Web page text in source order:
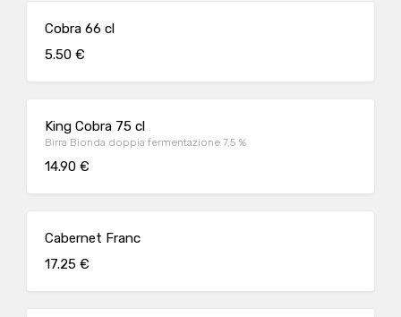
Cobra 66 cl
5.50 €
King Cobra 75 cl
Birra Bionda doppia fermentazione 7,5 %
14.90 €
Cabernet Franc
17.25 €